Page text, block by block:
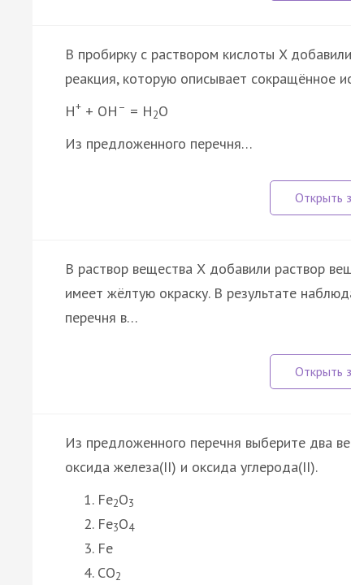
В пробирку с раствором кислоты X
реакция, которую описывает сокращённое
H+ + OH – = H2O
Из предложенного перечня…
В раствор вещества Х добавили раствор
имеет жёлтую окраску. В результате
перечня в…
Из предложенного перечня выберите два
оксида железа(II) и оксида углерода(II).
Fe2O3
Fe3O4
Fe
CO2